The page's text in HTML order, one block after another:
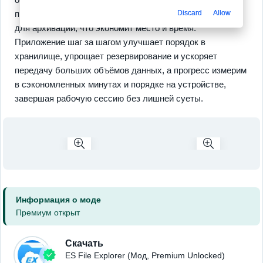
просмотрщик для мультимедиа и базовые инструменты
для архивации, что экономит место и время.
Приложение шаг за шагом улучшает порядок в
хранилище, упрощает резервирование и ускоряет
передачу больших объёмов данных, а прогресс измерим
в сэкономленных минутах и порядке на устройстве,
завершая рабочую сессию без лишней суеты.
Информация о моде
Премиум открыт
Скачать
ES File Explorer (Мод, Premium Unlocked)
Discard Allow